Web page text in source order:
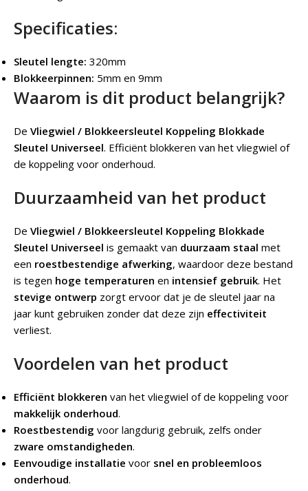
Specificaties:
Sleutel lengte: 320mm
Blokkeerpinnen: 5mm en 9mm
Waarom is dit product belangrijk?
De Vliegwiel / Blokkeersleutel Koppeling Blokkade
Sleutel Universeel. Efficiënt blokkeren van het vliegwiel of
de koppeling voor onderhoud.
Duurzaamheid van het product
De Vliegwiel / Blokkeersleutel Koppeling Blokkade
Sleutel Universeel is gemaakt van duurzaam staal met
een roestbestendige afwerking, waardoor deze bestand
is tegen hoge temperaturen en intensief gebruik. Het
stevige ontwerp zorgt ervoor dat je de sleutel jaar na
jaar kunt gebruiken zonder dat deze zijn effectiviteit
verliest.
Voordelen van het product
Efficiënt blokkeren van het vliegwiel of de koppeling voor
makkelijk onderhoud.
Roestbestendig voor langdurig gebruik, zelfs onder
zware omstandigheden.
Eenvoudige installatie voor snel en probleemloos
onderhoud.